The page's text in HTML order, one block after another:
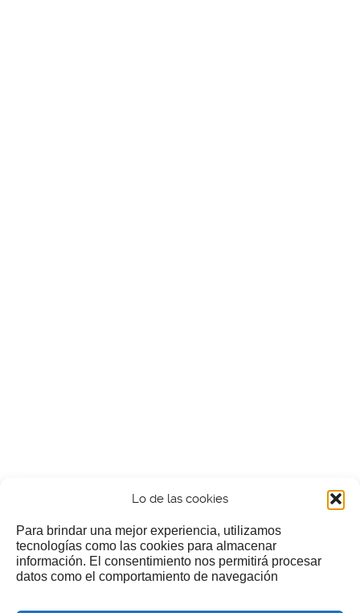
Lo de las cookies
Para brindar una mejor experiencia, utilizamos
tecnologías como las cookies para almacenar
información. El consentimiento nos permitirá procesar
datos como el comportamiento de navegación
¿Nos invitas a un cafecillo?